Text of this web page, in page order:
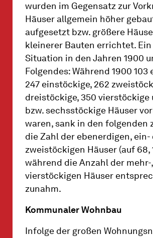
wurden im Gegensatz zur
Häuser allgemein höher
aufgesetzt bzw. größere
kleinerer Bauten errichtet.
Situation in den Jahren 1900
Folgendes: Während 1900 103
247 einstöckige, 262
dreistöckige, 350 vierstöckige
bzw. sechsstöckige Häuser
waren, sank in den folgenden
die Zahl der ebenerdigen, ein-
zweistöckigen Häuser (auf 68,
während die Anzahl der
vierstöckigen Häuser
zunahm.
Kommunaler Wohnbau
Infolge der großen